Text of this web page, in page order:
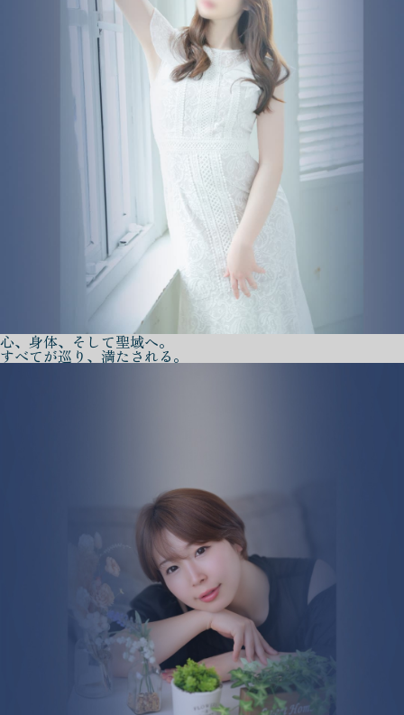
心、身体、そして聖域へ。
すべてが巡り、満たされる。